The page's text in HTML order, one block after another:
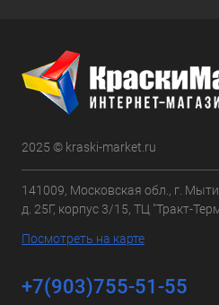
2025 © kraski-market.ru
141009, Московская обл., г.
д. 25Г, корпус 3/15, ТЦ "Тракт-
Посмотреть на карте
+7(903)755-51-55